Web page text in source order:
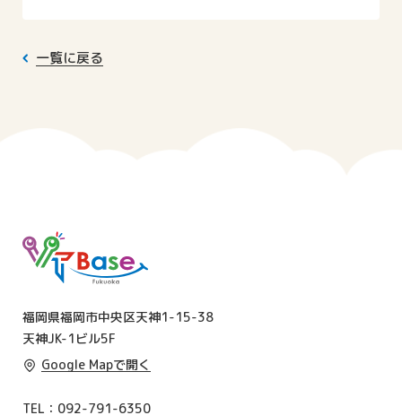
一覧に戻る
福岡県福岡市中央区天神1-15-38
天神JK-1ビル5F
Google Mapで開く
TEL 092-791-6350